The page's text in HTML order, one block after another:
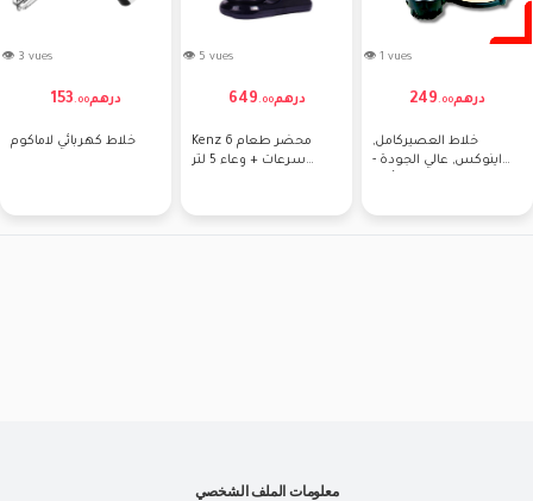
👁 3 vues
153 . 00درهم
خلاط كهربائي لاماكوم
👁 5 vues
649 . 00درهم
Kenz محضر طعام 6
سرعات + وعاء 5 لتر
👁 1 vues
249 . 00درهم
خلاط العصيركامل,
اينوكس, عالي الجودة -
معلومات الملف الشخصي